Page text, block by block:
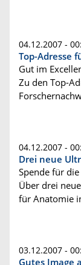
04.12.2007 -
Top-Adresse
Gut im
Zu den Top-
04.12.2007 -
Drei neue
Spende für
Über drei
für Anatomie
03.12.2007 -
Gutes Image